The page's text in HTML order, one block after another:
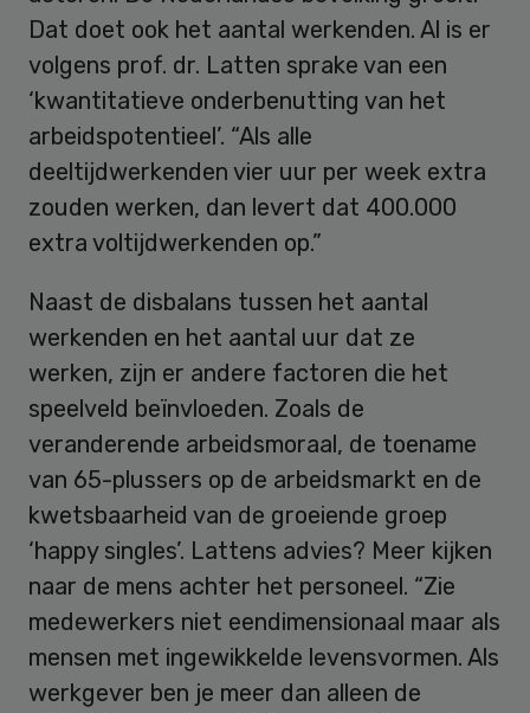
Dat doet ook het aantal werkenden. Al is er
volgens prof. dr. Latten sprake van een
‘kwantitatieve onderbenutting van het
arbeidspotentieel’. “Als alle
deeltijdwerkenden vier uur per week extra
zouden werken, dan levert dat 400.000
extra voltijdwerkenden op.”
Naast de disbalans tussen het aantal
werkenden en het aantal uur dat ze
werken, zijn er andere factoren die het
speelveld beïnvloeden. Zoals de
veranderende arbeidsmoraal, de toename
van 65-plussers op de arbeidsmarkt en de
kwetsbaarheid van de groeiende groep
‘happy singles’. Lattens advies? Meer kijken
naar de mens achter het personeel. “Zie
medewerkers niet eendimensionaal maar als
mensen met ingewikkelde levensvormen. Als
werkgever ben je meer dan alleen de